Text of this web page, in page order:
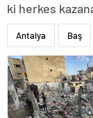
ki herkes
Antalya Baş